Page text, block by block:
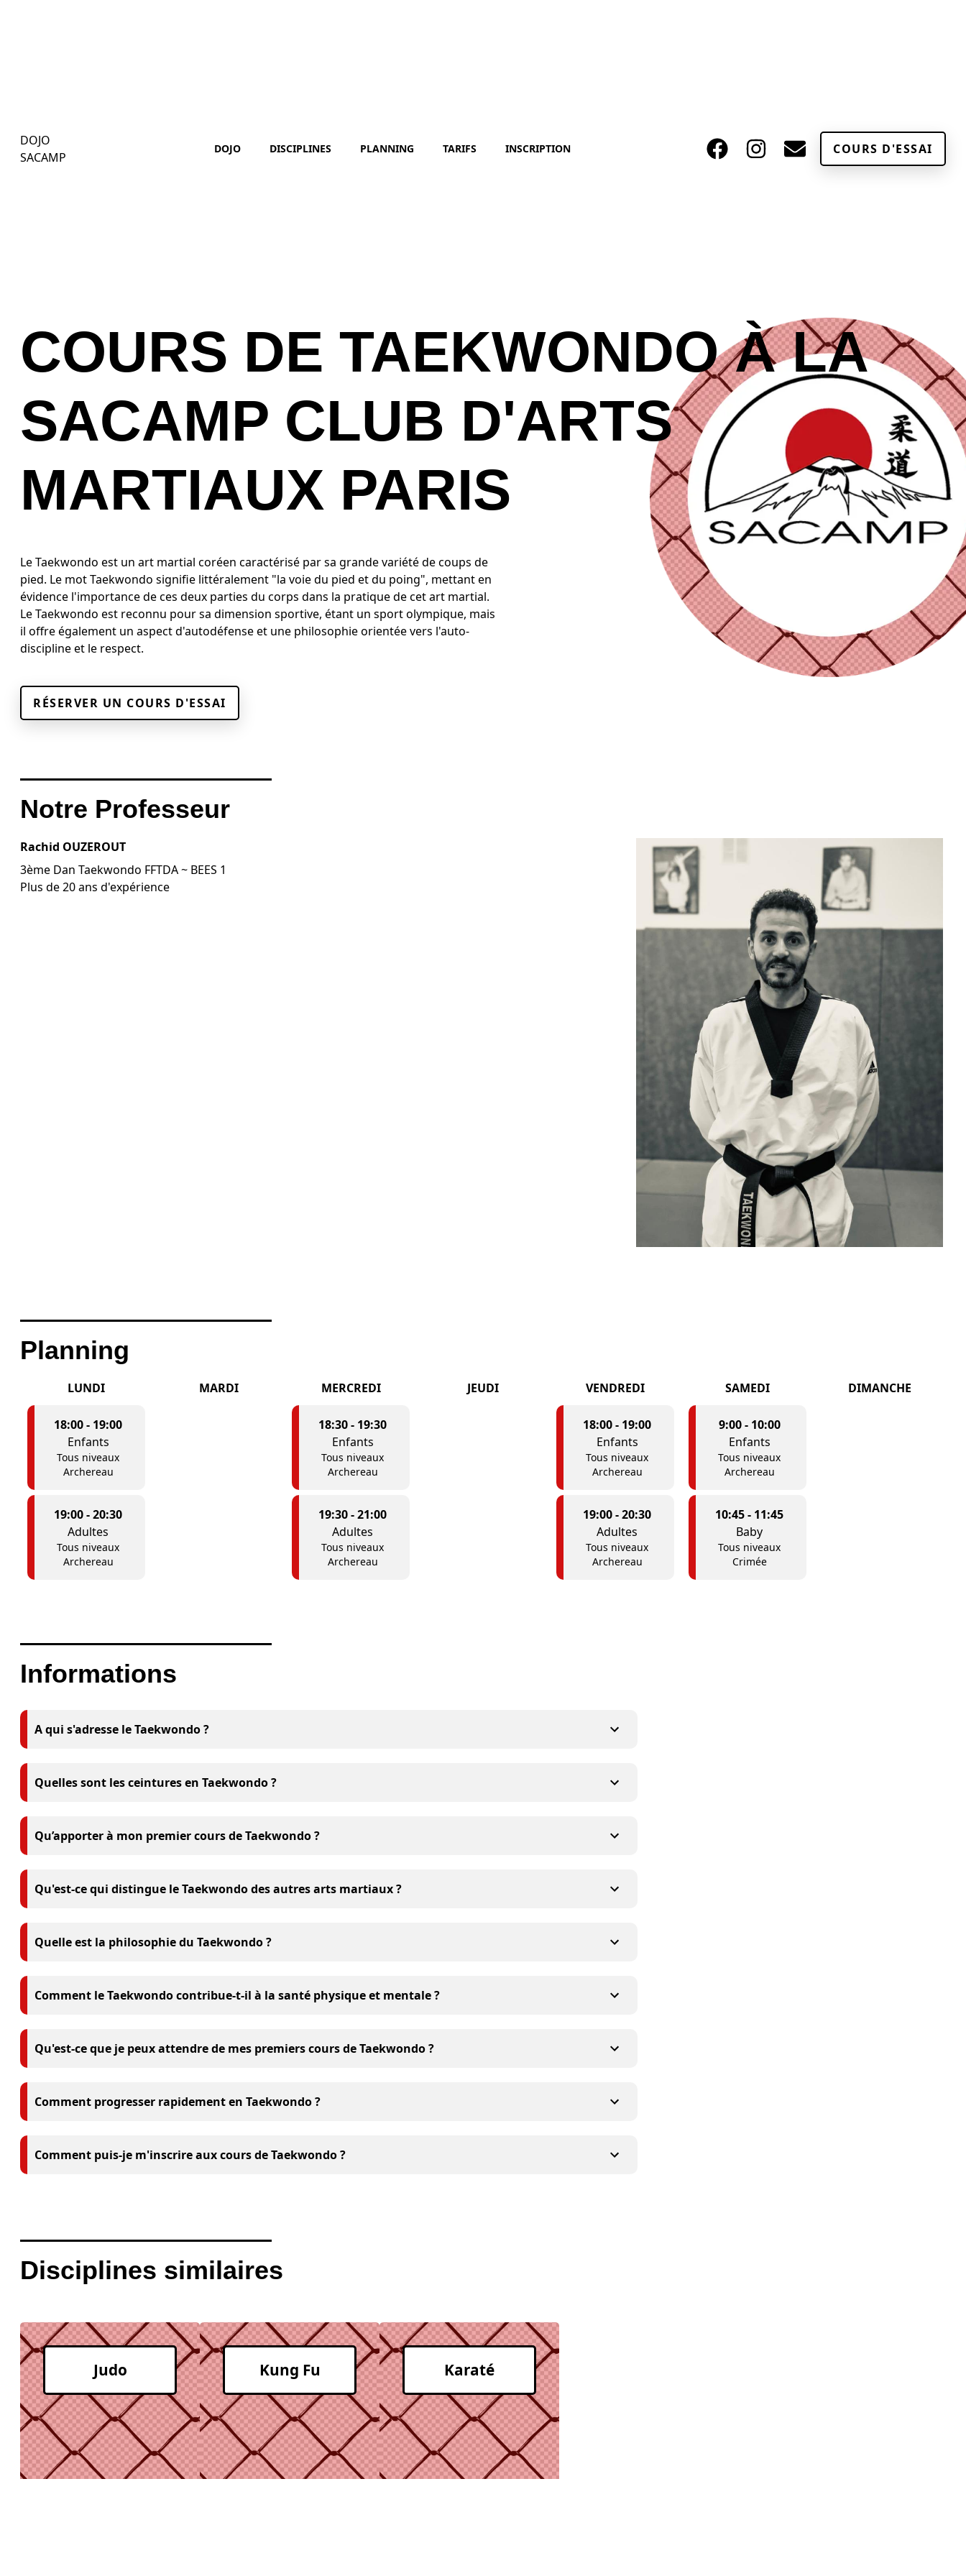
DOJO
SACAMP
DOJO DISCIPLINES PLANNING TARIFS INSCRIPTION COURS D'ESSAI
COURS DE TAEKWONDO À LA
SACAMP CLUB D'ARTS
MARTIAUX PARIS
Le Taekwondo est un art martial coréen caractérisé par sa grande variété de coups de
pied. Le mot Taekwondo signifie littéralement "la voie du pied et du poing", mettant en
évidence l'importance de ces deux parties du corps dans la pratique de cet art martial.
Le Taekwondo est reconnu pour sa dimension sportive, étant un sport olympique, mais
il offre également un aspect d'autodéfense et une philosophie orientée vers l'auto-
discipline et le respect.
RÉSERVER UN COURS D'ESSAI
Notre Professeur
Rachid OUZEROUT
3ème Dan Taekwondo FFTDA ~ BEES 1
Plus de 20 ans d'expérience
Planning
LUNDI
18:00- 19:00
Enfants
Tous niveaux
Archereau
19:00-20:30
Adultes
Tous niveaux
Archereau
MARDI MERCREDI
18:30- 19:30
Enfants
Tous niveaux
Archereau
19:30-21:00
Adultes
Tous niveaux
Archereau
JEUDI VENDREDI
18:00- 19:00
Enfants
Tous niveaux
Archereau
19:00-20:30
Adultes
Tous niveaux
Archereau
SAMEDI
9:00- 10:00
Enfants
Tous niveaux
Archereau
10:45- 11:45
Baby
Tous niveaux
Crimée
DIMANCHE
Informations
A qui s'adresse le Taekwondo ?
Quelles sont les ceintures en Taekwondo ?
Qu’apporter à mon premier cours de Taekwondo ?
Qu'est-ce qui distingue le Taekwondo des autres arts martiaux ?
Quelle est la philosophie du Taekwondo ?
Comment le Taekwondo contribue-t-il à la santé physique et mentale ?
Qu'est-ce que je peux attendre de mes premiers cours de Taekwondo ?
Comment progresser rapidement en Taekwondo ?
Comment puis-je m'inscrire aux cours de Taekwondo ?
Disciplines similaires
Judo Kung Fu Karaté